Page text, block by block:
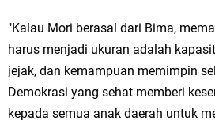
"Kalau Mori berasal dari Bima,
harus menjadi ukuran adalah
jejak, dan kemampuan memimpin
Demokrasi yang sehat memberi
kepada semua anak daerah untuk